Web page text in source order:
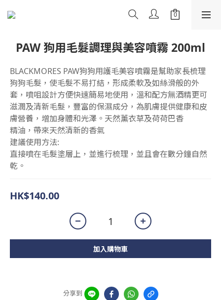
PAW 狗用毛髮調理與美容噴霧 200ml
BLACKMORES PAW狗狗用護毛美容噴霧是幫助家長梳理
狗狗毛髮，使毛髮不易打結，形成柔軟及如絲滑般的外
套，噴咀設計方便快速簡易地使用，溫和配方無酒精更可
滋潤及清新毛髮，豐富的保濕成分，為肌膚提供健康和皮
膚營養，增加身體和光澤。天然薰衣草及荷荷巴香
精油，帶來天然清新的香氣
建議使用方法:
直接噴在毛髮塗層上，並進行梳理，並且會在數分鐘自然
乾。
HK$140.00
加入購物車
分享到